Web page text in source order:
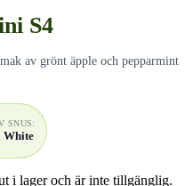
S4
av grönt äpple och pepparmint
SNUS:
White
i lager och är inte tillgänglig.